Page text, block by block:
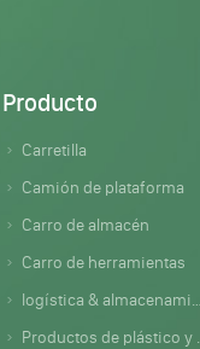
Producto
Carretilla
Camión de plataforma
Carro de almacén
Carro de herramientas
logística & almacenamiento
Productos de plástico y caucho